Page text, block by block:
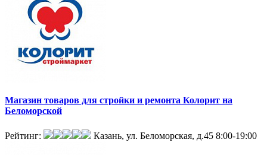
Магазин товаров для стройки и ремонта Колорит на
Беломорской
Рейтинг: Казань, ул. Беломорская, д.45 8:00-19:00